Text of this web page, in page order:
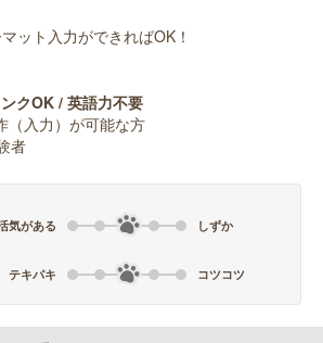
ット入力ができればOK！
クOK / 英語力不要
（入力）が可能な方
者
気がある しずか
テキパキ コツコツ